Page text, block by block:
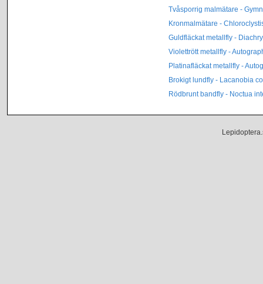
Tvåsporrig malmätare -
Kronmalmätare -
Guldfläckat metallfly -
Violettrött metallfly -
Platinafläckat metallfly -
Brokigt lundfly - Lacanobia
Rödbrunt bandfly - Noctua